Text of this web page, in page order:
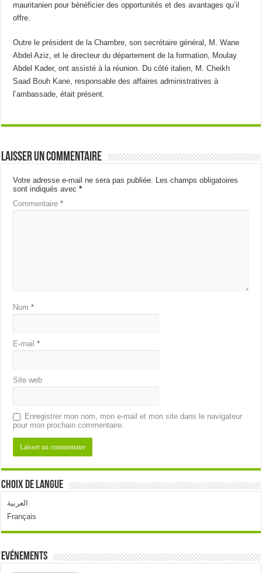
mauritanien pour bénéficier des opportunités et des avantages qu’il
offre.
Outre le président de la Chambre, son secrétaire général, M. Wane
Abdel Aziz, et le directeur du département de la formation, Moulay
Abdel Kader, ont assisté à la réunion. Du côté italien, M. Cheikh
Saad Bouh Kane, responsable des affaires administratives à
l’ambassade, était présent.
Laisser un commentaire
Votre adresse e-mail ne sera pas publiée. Les champs obligatoires
sont indiqués avec*
Commentaire*
Nom*
E-mail*
Site web
Enregistrer mon nom, mon e-mail et mon site dans le navigateur
pour mon prochain commentaire.
Choix de langue
العربية
Français
Evénements